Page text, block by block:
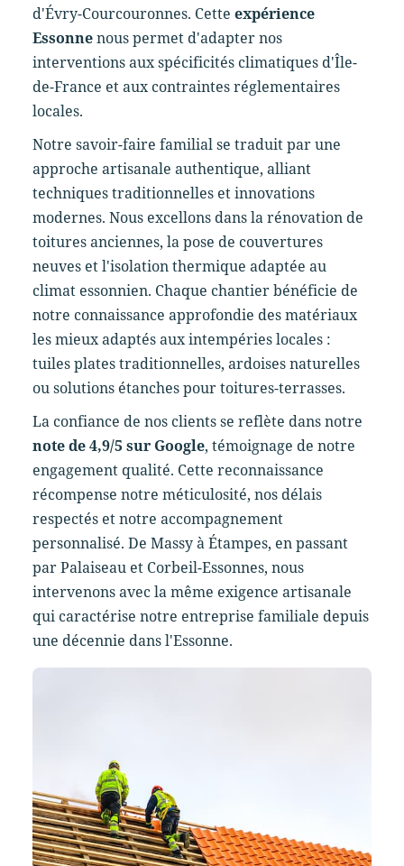
d'Évry-Courcouronnes. Cette expérience
Essonnenous permet d'adapter nos
interventions aux spécificités climatiques d'Île-
de-France et aux contraintes réglementaires
locales.
Notre savoir-faire familial se traduit par une
approche artisanale authentique, alliant
techniques traditionnelles et innovations
modernes. Nous excellons dans la rénovation de
toitures anciennes, la pose de couvertures
neuves et l'isolation thermique adaptée au
climat essonnien. Chaque chantier bénéficie de
notre connaissance approfondie des matériaux
les mieux adaptés aux intempéries locales :
tuiles plates traditionnelles, ardoises naturelles
ou solutions étanches pour toitures-terrasses.
La confiance de nos clients se reflète dans notre
note de 4,9/5 sur Google, témoignage de notre
engagement qualité. Cette reconnaissance
récompense notre méticulosité, nos délais
respectés et notre accompagnement
personnalisé. De Massy à Étampes, en passant
par Palaiseau et Corbeil-Essonnes, nous
intervenons avec la même exigence artisanale
qui caractérise notre entreprise familiale depuis
une décennie dans l'Essonne.